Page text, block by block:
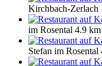
Kirchbach-Zerlach
im Rosental 4.9 km
Stefan im Rosental